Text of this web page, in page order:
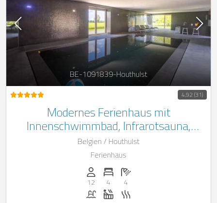
BE-1091839-Houthulst
4,92 (31)
Modernes Ferienhaus mit
Innenschwimmbad, Infrarotsauna,
Hammam und Whirlpool in der
westflämischen Landschaft
Belgien / Houthulst
Ferienhaus
Anzahl der Personen: 12
12
Anzahl der Schlafzimmer: 4
4
Anzahl der Badezimmer: 4
4
Pool Whirlpool